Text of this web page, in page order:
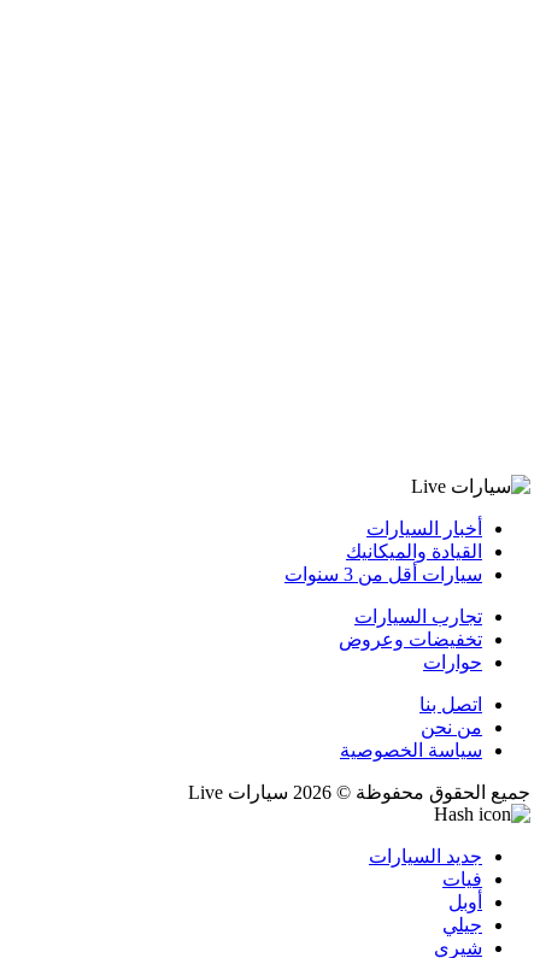
أخبار السيارات
القيادة والميكانيك
سيارات أقل من 3 سنوات
تجارب السيارات
تخفيضات وعروض
حوارات
اتصل بنا
من نحن
سياسة الخصوصية
جميع الحقوق محفوظة © 2026 سيارات Live
جديد السيارات
فيات
أوبل
جيلي
شيري